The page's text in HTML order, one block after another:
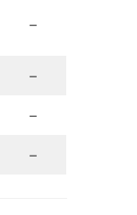
–
–
–
–